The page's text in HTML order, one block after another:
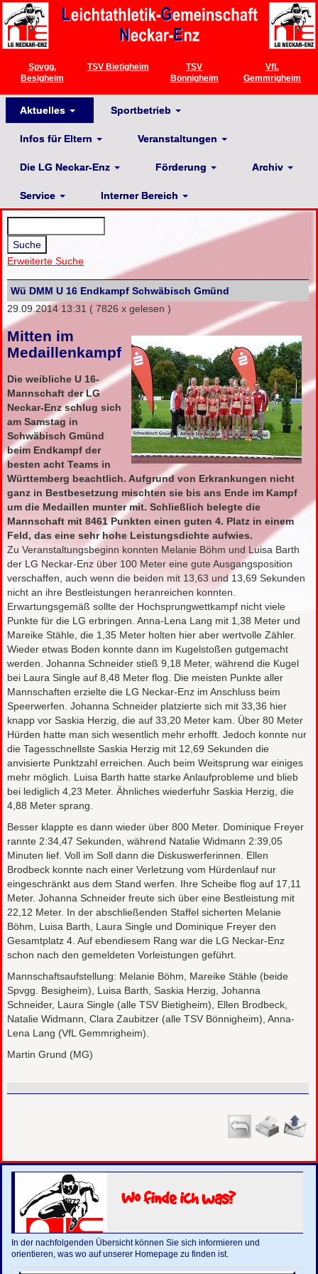
Spvgg.
Besigheim
TSV Bietigheim
TSV
Bönnigheim
VfL
Gemmrigheim
Aktuelles Sportbetrieb
Infos für Eltern Veranstaltungen
Die LG Neckar-Enz Förderung Archiv
Service Interner Bereich
Erweiterte Suche
Wü DMM U 16 Endkampf Schwäbisch Gmünd
29.09.2014 13:31 ( 7826 x gelesen )
Mitten im
Medaillenkampf
Die weibliche U 16-
Mannschaft der LG
Neckar-Enz schlug sich
am Samstag in
Schwäbisch Gmünd
beim Endkampf der
besten acht Teams in
Württemberg beachtlich. Aufgrund von Erkrankungen nicht
ganz in Bestbesetzung mischten sie bis ans Ende im Kampf
um die Medaillen munter mit. Schließlich belegte die
Mannschaft mit 8461 Punkten einen guten 4. Platz in einem
Feld, das eine sehr hohe Leistungsdichte aufwies.
Zu Veranstaltungsbeginn konnten Melanie Böhm und Luisa Barth
der LG Neckar-Enz über 100 Meter eine gute Ausgangsposition
verschaffen, auch wenn die beiden mit 13,63 und 13,69 Sekunden
nicht an ihre Bestleistungen heranreichen konnten.
Erwartungsgemäß sollte der Hochsprungwettkampf nicht viele
Punkte für die LG erbringen. Anna-Lena Lang mit 1,38 Meter und
Mareike Stähle, die 1,35 Meter holten hier aber wertvolle Zähler.
Wieder etwas Boden konnte dann im Kugelstoßen gutgemacht
werden. Johanna Schneider stieß 9,18 Meter, während die Kugel
bei Laura Single auf 8,48 Meter flog. Die meisten Punkte aller
Mannschaften erzielte die LG Neckar-Enz im Anschluss beim
Speerwerfen. Johanna Schneider platzierte sich mit 33,36 hier
knapp vor Saskia Herzig, die auf 33,20 Meter kam. Über 80 Meter
Hürden hatte man sich wesentlich mehr erhofft. Jedoch konnte nur
die Tagesschnellste Saskia Herzig mit 12,69 Sekunden die
anvisierte Punktzahl erreichen. Auch beim Weitsprung war einiges
mehr möglich. Luisa Barth hatte starke Anlaufprobleme und blieb
bei lediglich 4,23 Meter. Ähnliches wiederfuhr Saskia Herzig, die
4,88 Meter sprang.
Besser klappte es dann wieder über 800 Meter. Dominique Freyer
rannte 2:34,47 Sekunden, während Natalie Widmann 2:39,05
Minuten lief. Voll im Soll dann die Diskuswerferinnen. Ellen
Brodbeck konnte nach einer Verletzung vom Hürdenlauf nur
eingeschränkt aus dem Stand werfen. Ihre Scheibe flog auf 17,11
Meter. Johanna Schneider freute sich über eine Bestleistung mit
22,12 Meter. In der abschließenden Staffel sicherten Melanie
Böhm, Luisa Barth, Laura Single und Dominique Freyer den
Gesamtplatz 4. Auf ebendiesem Rang war die LG Neckar-Enz
schon nach den gemeldeten Vorleistungen geführt.
Mannschaftsaufstellung: Melanie Böhm, Mareike Stähle (beide
Spvgg. Besigheim), Luisa Barth, Saskia Herzig, Johanna
Schneider, Laura Single (alle TSV Bietigheim), Ellen Brodbeck,
Natalie Widmann, Clara Zaubitzer (alle TSV Bönnigheim), Anna-
Lena Lang (VfL Gemmrigheim).
Martin Grund (MG)
Wo finde ich was?
In der nachfolgenden Übersicht können Sie sich informieren und
orientieren, was wo auf unserer Homepage zu finden ist.